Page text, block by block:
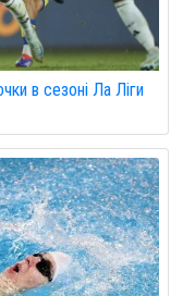
в сезоні Ла Ліги